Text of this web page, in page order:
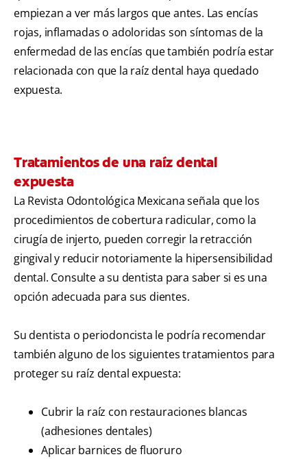
empiezan a ver más largos que antes. Las encías
rojas, inflamadas o adoloridas son síntomas de la
enfermedad de las encías que también podría estar
relacionada con que la raíz dental haya quedado
expuesta.
Tratamientos de una raíz dental
expuesta
La Revista Odontológica Mexicana señala que los
procedimientos de cobertura radicular, como la
cirugía de injerto, pueden corregir la retracción
gingival y reducir notoriamente la hipersensibilidad
dental. Consulte a su dentista para saber si es una
opción adecuada para sus dientes.
Su dentista o periodoncista le podría recomendar
también alguno de los siguientes tratamientos para
proteger su raíz dental expuesta:
Cubrir la raíz con restauraciones blancas
(adhesiones dentales)
Aplicar barnices de fluoruro